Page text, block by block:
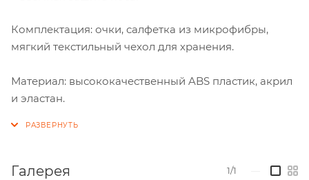
Комплектация: очки, салфетка из микрофибры,
мягкий текстильный чехол для хранения.
Материал: высококачественный ABS пластик, акрил
и эластан.
Галерея 1/1